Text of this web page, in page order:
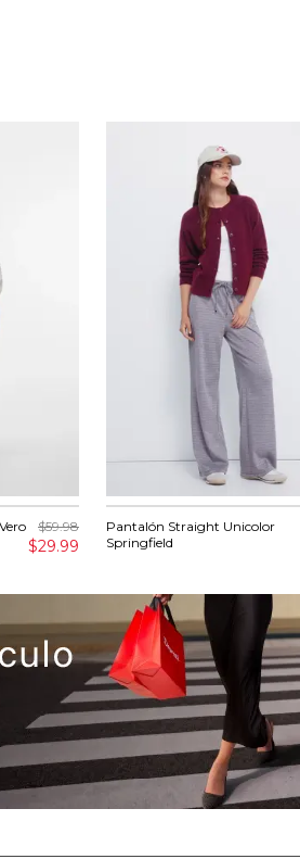
$59.98
$29.99
Pantalón Straight Unicolor
Springfield